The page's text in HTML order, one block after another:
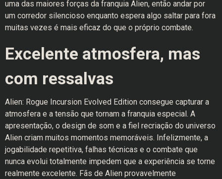
uma das maiores forças da franquia Alien, então andar por
um corredor silencioso enquanto espera algo saltar para fora
muitas vezes é mais eficaz do que o próprio combate.
Excelente atmosfera, mas
com ressalvas
Alien: Rogue Incursion Evolved Edition consegue capturar a
atmosfera e a tensão que tornam a franquia especial. A
apresentação, o design de som e a fiel recriação do universo
Alien criam muitos momentos memoráveis. Infelizmente, a
jogabilidade repetitiva, falhas técnicas e o combate que
nunca evolui totalmente impedem que a experiência se torne
realmente excelente. Fãs de Alien provavelmente